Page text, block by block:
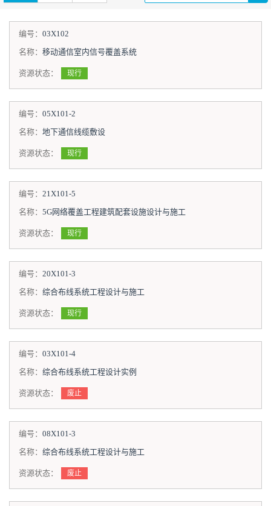
编号： 03X102
名称： 移动通信室内信号覆盖系统
资源状态： 现行
编号： 05X101-2
名称： 地下通信线缆敷设
资源状态： 现行
编号： 21X101-5
名称： 5G网络覆盖工程建筑配套设施设计与施工
资源状态： 现行
编号： 20X101-3
名称： 综合布线系统工程设计与施工
资源状态： 现行
编号： 03X101-4
名称： 综合布线系统工程设计实例
资源状态： 废止
编号： 08X101-3
名称： 综合布线系统工程设计与施工
资源状态： 废止